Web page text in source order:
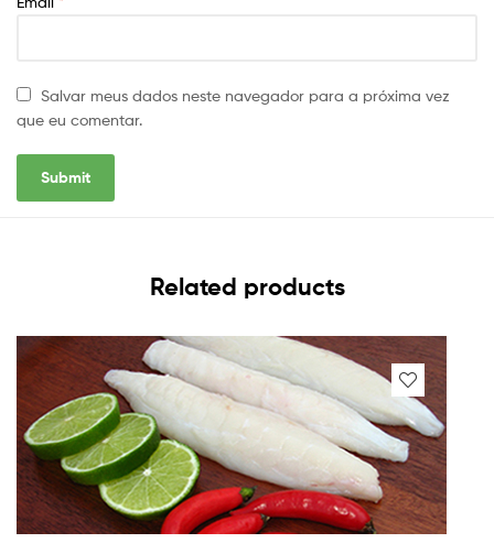
Salvar meus dados neste navegador para a próxima vez
que eu comentar.
Related products